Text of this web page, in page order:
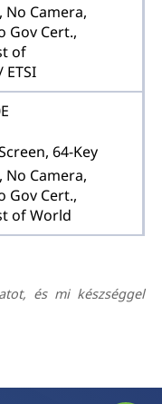
No Camera,
Gov Cert.,
of
64-Key
No Camera,
Gov Cert.,
of World
és mi készséggel